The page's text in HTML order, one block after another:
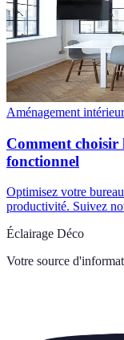
Aménagement intérieur
Comment
fonctionnel
Optimisez votre
productivité. Suivez
Éclairage Déco
Votre source